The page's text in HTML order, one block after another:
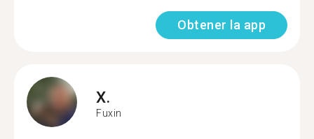
Obtener la app
X.
Fuxin